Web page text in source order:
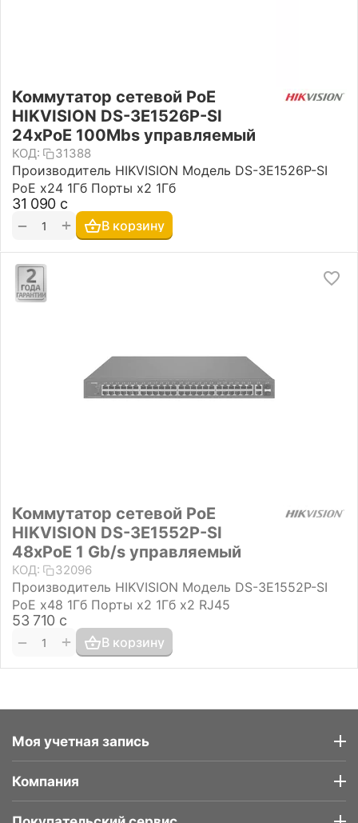
Коммутатор сетевой PoE
HIKVISION DS-3E1526P-SI
24хPoE 100Mbs управляемый
КОД: 31388
Производитель HIKVISION Модель DS-3E1526P-SI
PoE x24 1Гб Порты х2 1Гб
31 090 с
+
− В корзину
Коммутатор сетевой PoE
HIKVISION DS-3E1552P-SI
48хPoE 1 Gb/s управляемый
КОД: 32096
Производитель HIKVISION Модель DS-3E1552P-SI
PoE x48 1Гб Порты х2 1Гб x2 RJ45
53 710 с
+
− В корзину
Моя учетная запись
Компания